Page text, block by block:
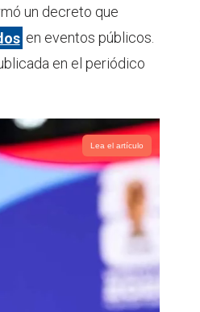
un decreto que
en eventos públicos.
en el periódico
Lea el artículo